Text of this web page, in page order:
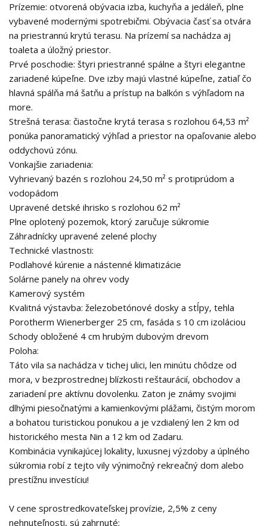
Prízemie: otvorená obývacia izba, kuchyňa a jedáleň, plne
vybavené modernými spotrebičmi. Obývacia časť sa otvára
na priestrannú krytú terasu. Na prízemí sa nachádza aj
toaleta a úložný priestor.
Prvé poschodie: štyri priestranné spálne a štyri elegantne
zariadené kúpeľne. Dve izby majú vlastné kúpeľne, zatiaľ čo
hlavná spálňa má šatňu a prístup na balkón s výhľadom na
more.
Strešná terasa: čiastočne krytá terasa s rozlohou 64,53 m²
ponúka panoramatický výhľad a priestor na opaľovanie alebo
oddychovú zónu.
Vonkajšie zariadenia:
Vyhrievaný bazén s rozlohou 24,50 m² s protiprúdom a
vodopádom
Upravené detské ihrisko s rozlohou 62 m²
Plne oplotený pozemok, ktorý zaručuje súkromie
Záhradnícky upravené zelené plochy
Technické vlastnosti:
Podlahové kúrenie a nástenné klimatizácie
Solárne panely na ohrev vody
Kamerový systém
Kvalitná výstavba: železobetónové dosky a stĺpy, tehla
Porotherm Wienerberger 25 cm, fasáda s 10 cm izoláciou
Schody obložené 4 cm hrubým dubovým drevom
Poloha:
Táto vila sa nachádza v tichej ulici, len minútu chôdze od
mora, v bezprostrednej blízkosti reštaurácií, obchodov a
zariadení pre aktívnu dovolenku. Zaton je známy svojimi
dlhými piesočnatými a kamienkovými plážami, čistým morom
a bohatou turistickou ponukou a je vzdialený len 2 km od
historického mesta Nin a 12 km od Zadaru.
Kombinácia vynikajúcej lokality, luxusnej výzdoby a úplného
súkromia robí z tejto vily výnimočný rekreačný dom alebo
prestížnu investíciu!
V cene sprostredkovateľskej provízie, 2,5% z ceny
nehnuteľnosti, sú zahrnuté: